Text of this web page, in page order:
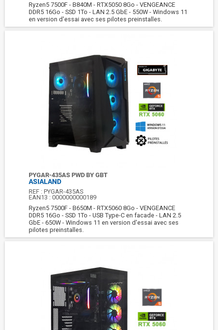
Ryzen5 7500F - B840M - RTX5050 8Go - VENGEANCE
DDR5 16Go - SSD 1To - LAN 2.5 GbE - 550W - Windows 11
en version d'essai avec ses pilotes preinstalles.
PYGAR-435AS PWD BY GBT
ASIALAND
REF :PYGAR-435AS
EAN13 :0000000000189
Ryzen5 7500F - B650M - RTX5060 8Go - VENGEANCE
DDR5 16Go - SSD 1To - USB Type-C en facade - LAN 2.5
GbE - 650W - Windows 11 en version d'essai avec ses
pilotes preinstalles.